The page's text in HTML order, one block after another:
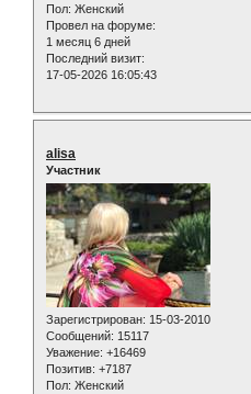
Пол: Женский
Провел на форуме:
1 месяц 6 дней
Последний визит:
17-05-2026 16:05:43
alisa
Участник
Зарегистрирован: 15-03-2010
Сообщений: 15117
Уважение: +16469
Позитив: +7187
Пол: Женский